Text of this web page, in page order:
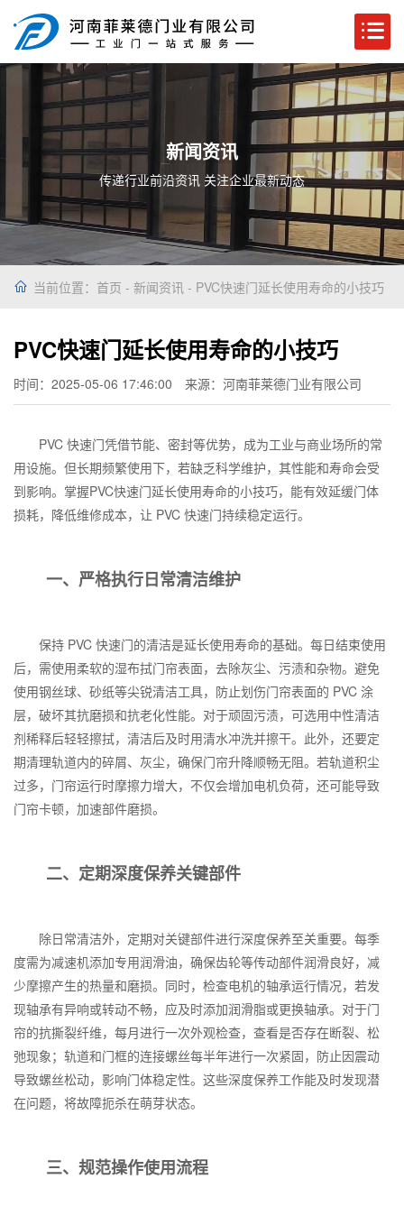
新闻资讯
传递行业前沿资讯 关注企业最新动态
当前位置： 首页 - 新闻资讯 - PVC快速门延长使用寿命的小技巧
PVC快速门延长使用寿命的小技巧
时间：2025-05-06 17:46:00 来源：河南菲莱德门业有限公司
PVC 快速门凭借节能、密封等优势，成为工业与商业场所的常
用设施。但长期频繁使用下，若缺乏科学维护，其性能和寿命会受
到影响。掌握PVC快速门延长使用寿命的小技巧，能有效延缓门体
损耗，降低维修成本，让 PVC 快速门持续稳定运行。
一、严格执行日常清洁维护
保持 PVC 快速门的清洁是延长使用寿命的基础。每日结束使用
后，需使用柔软的湿布拭门帘表面，去除灰尘、污渍和杂物。避免
使用钢丝球、砂纸等尖锐清洁工具，防止划伤门帘表面的 PVC 涂
层，破坏其抗磨损和抗老化性能。对于顽固污渍，可选用中性清洁
剂稀释后轻轻擦拭，清洁后及时用清水冲洗并擦干。此外，还要定
期清理轨道内的碎屑、灰尘，确保门帘升降顺畅无阻。若轨道积尘
过多，门帘运行时摩擦力增大，不仅会增加电机负荷，还可能导致
门帘卡顿，加速部件磨损。
二、定期深度保养关键部件
除日常清洁外，定期对关键部件进行深度保养至关重要。每季
度需为减速机添加专用润滑油，确保齿轮等传动部件润滑良好，减
少摩擦产生的热量和磨损。同时，检查电机的轴承运行情况，若发
现轴承有异响或转动不畅，应及时添加润滑脂或更换轴承。对于门
帘的抗撕裂纤维，每月进行一次外观检查，查看是否存在断裂、松
弛现象；轨道和门框的连接螺丝每半年进行一次紧固，防止因震动
导致螺丝松动，影响门体稳定性。这些深度保养工作能及时发现潜
在问题，将故障扼杀在萌芽状态。
三、规范操作使用流程